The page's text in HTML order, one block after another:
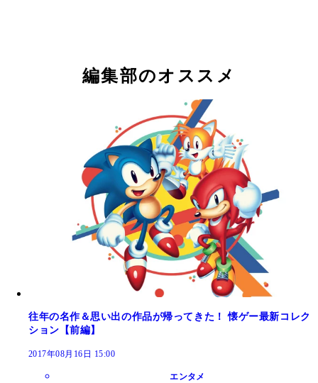
編集部のオススメ
往年の名作＆思い出の作品が帰ってきた！ 懐ゲー最新コレク
ション【前編】
2017年08月16日 15:00
エンタメ